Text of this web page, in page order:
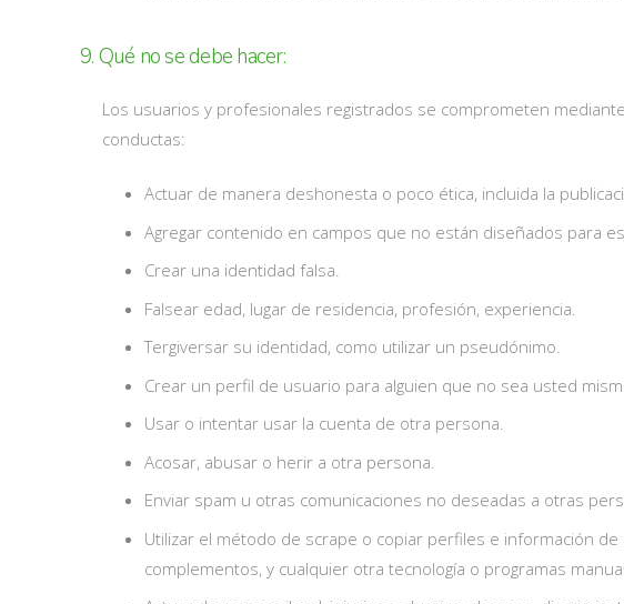
9. Qué no se debe hacer:
Los usuarios y profesionales registrados se comprometen
conductas:
Actuar de manera deshonesta o poco ética, incluida la
Agregar contenido en campos que no están diseñados para
Crear una identidad falsa.
Falsear edad, lugar de residencia, profesión, experiencia.
Tergiversar su identidad, como utilizar un pseudónimo.
Crear un perfil de usuario para alguien que no sea usted
Usar o intentar usar la cuenta de otra persona.
Acosar, abusar o herir a otra persona.
Enviar spam u otras comunicaciones no deseadas a otras
Utilizar el método de scrape o copiar perfiles e información
complementos, y cualquier otra tecnología o programas